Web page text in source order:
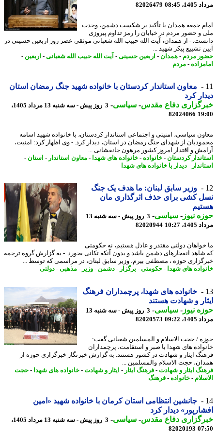
08:45
82026479
جمعه همدان با تأکید بر شکست دشمن، وحدت
و حضور مردم در خیابان را رمز تداوم پیروزی
- از همدان، آیت الله حبیب الله شعبانی موثقی عصر روز اربعین حسینی در
تشییع پیکر شهید ...
مردم- همدان- اربعین حسینی-آیت الله حبیب الله شعبانی-اربعین -
- مردم
معاون استاندار کردستان با خانواده شهید جنگ رمضان استان
کرد
دفاع مقدس-سیاسی-
3 روز پیش - سه شنبه 13 مرداد 1405،
82024066
سیاسی، امنیتی و اجتماعی استاندار کردستان، با خانواده شهید اسامه
از شهدای جنگ رمضان در استان، دیدار کرد. - وی اظهار کرد: امنیت،
و اقتدار امروز کشور مرهون جانفشانی ...
کردستان-خانواده- خانواده های شهدا-معاون استاندار-استان-
-دیدار با خانواده های شهدا
وزیر سابق لبنان: ما هدف یک جنگ
کشی برای حذف اثرگذاری مان
نیوز-سیاسی-
3 روز پیش - سه شنبه 13
10:27
82020944
دولتی مقتدر و عادل هستیم، نه حکومتی
انفجارهای دشمن باشد و بدون آنکه تکانی بخورد. - به گزارش گروه ترجمه
حوزه ، مصطفی بیرم، وزیر سابق لبنان، در مراسمی که توسط ...
های شهدا-حکومتی-برگزار - دشمن-وزیر - مذهبی-دولتی
خانواده های شهدا، پرچمداران فرهنگ
و شهادت هستند
نیوز-سیاسی-
3 روز پیش - سه شنبه 13
09:22
82020573
/ حجت الاسلام و المسلمین شعبانی گفت:
های شهدا با صبر و استقامت، پرچمداران
ایثار و شهادت در کشور هستند. به گزارش خبرنگار خبرگزاری حوزه از
حجت الاسلام والمسلمین ...
ایثار و شهادت-فرهنگ ایثار -ایثار و شهادت-خانواده های شهدا-حجت
-خانواده- فرهنگ
جانشین انتظامی استان کرمان با خانواده شهید «امین
دیدار کرد
دفاع مقدس-سیاسی-
3 روز پیش - سه شنبه 13 مرداد 1405،
82020193